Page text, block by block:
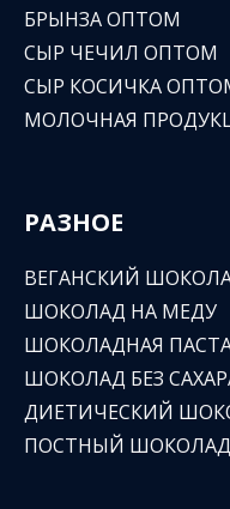
БРЫНЗА ОПТОМ
СЫР ЧЕЧИЛ ОПТОМ
СЫР КОСИЧКА
МОЛОЧНАЯ
РАЗНОЕ
ВЕГАНСКИЙ
ШОКОЛАД НА МЕДУ
ШОКОЛАДНАЯ
ШОКОЛАД БЕЗ
ДИЕТИЧЕСКИЙ
ПОСТНЫЙ ШОКОЛАД